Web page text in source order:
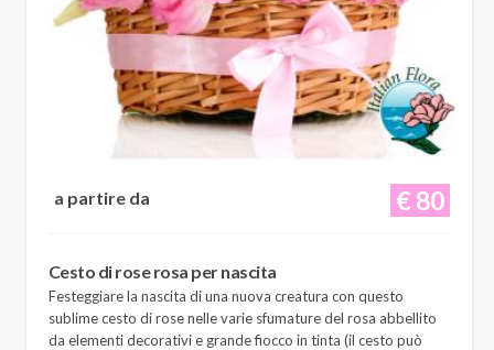
€ 80
a partire da
Cesto di rose rosa per nascita
Festeggiare la nascita di una nuova creatura con questo
sublime cesto di rose nelle varie sfumature del rosa abbellito
da elementi decorativi e grande fiocco in tinta (il cesto può